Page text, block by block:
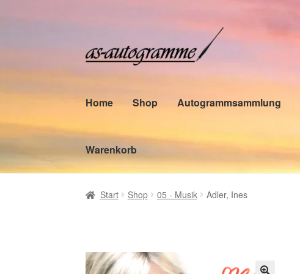
Navigation
springen
Inhalt
springen
Home Shop Autogrammsammlung
Warenkorb
Start Shop 05 - Musik Adler, Ines